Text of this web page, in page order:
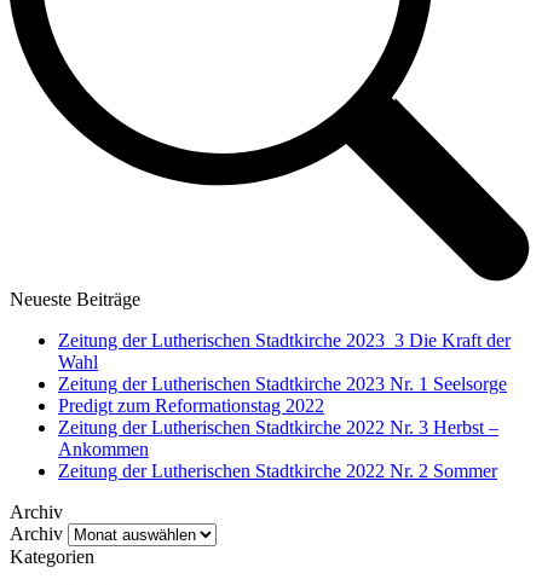
Neueste Beiträge
Zeitung der Lutherischen Stadtkirche 2023_3 Die Kraft der
Wahl
Zeitung der Lutherischen Stadtkirche 2023 Nr. 1 Seelsorge
Predigt zum Reformationstag 2022
Zeitung der Lutherischen Stadtkirche 2022 Nr. 3 Herbst –
Ankommen
Zeitung der Lutherischen Stadtkirche 2022 Nr. 2 Sommer
Archiv
Archiv
Kategorien